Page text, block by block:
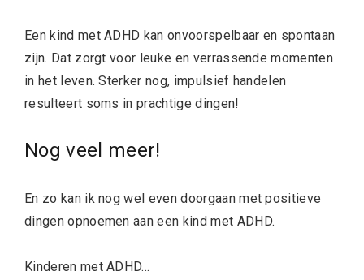
Een kind met ADHD kan onvoorspelbaar en spontaan
zijn. Dat zorgt voor leuke en verrassende momenten
in het leven. Sterker nog, impulsief handelen
resulteert soms in prachtige dingen!
Nog veel meer!
En zo kan ik nog wel even doorgaan met positieve
dingen opnoemen aan een kind met ADHD.
Kinderen met ADHD…